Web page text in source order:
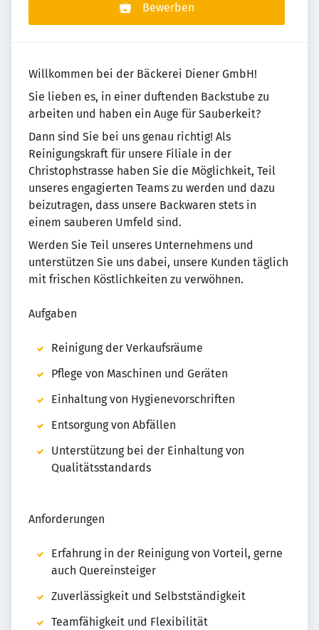
Bewerben
Willkommen bei der Bäckerei Diener GmbH!
Sie lieben es, in einer duftenden Backstube zu
arbeiten und haben ein Auge für Sauberkeit?
Dann sind Sie bei uns genau richtig! Als
Reinigungskraft für unsere Filiale in der
Christophstrasse haben Sie die Möglichkeit, Teil
unseres engagierten Teams zu werden und dazu
beizutragen, dass unsere Backwaren stets in
einem sauberen Umfeld sind.
Werden Sie Teil unseres Unternehmens und
unterstützen Sie uns dabei, unsere Kunden täglich
mit frischen Köstlichkeiten zu verwöhnen.
Aufgaben
Reinigung der Verkaufsräume
Pflege von Maschinen und Geräten
Einhaltung von Hygienevorschriften
Entsorgung von Abfällen
Unterstützung bei der Einhaltung von
Qualitätsstandards
Anforderungen
Erfahrung in der Reinigung von Vorteil, gerne
auch Quereinsteiger
Zuverlässigkeit und Selbstständigkeit
Teamfähigkeit und Flexibilität